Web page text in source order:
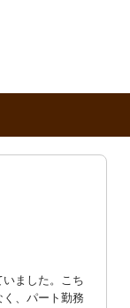
ました。こち
く、パート勤務